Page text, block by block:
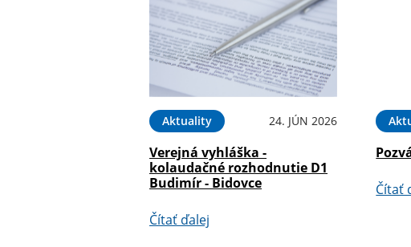
Aktuality 24. JÚN 2026
Verejná vyhláška -
kolaudačné rozhodnutie D1
Budimír - Bidovce
Čítať ďalej
Čítať